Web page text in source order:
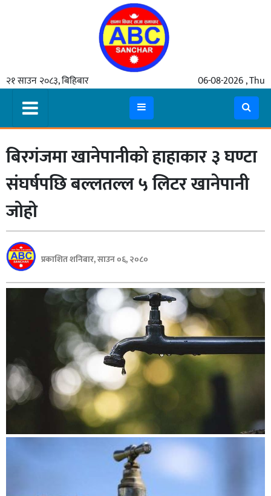
२१ साउन २०८३, बिहिबार 06-08-2026 , Thu
समाचार
मुख्य
समाचार
कुटनीती
अर्थ
रसरङ्ग
यौन/
स्वास्थ्य
भिडियो
बिशेष
खेलकुद
बिश्व
दुनिया
बिरगंजमा खानेपानीको हाहाकार ३ घण्टा
संघर्षपछि बल्लतल्ल ५ लिटर खानेपानी
जोहो
प्रकाशित शनिबार, साउन ०६, २०८०